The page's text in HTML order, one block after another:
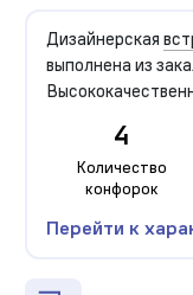
Дизайнерская
выполнена из
4
Количество
конфорок
Перейти к